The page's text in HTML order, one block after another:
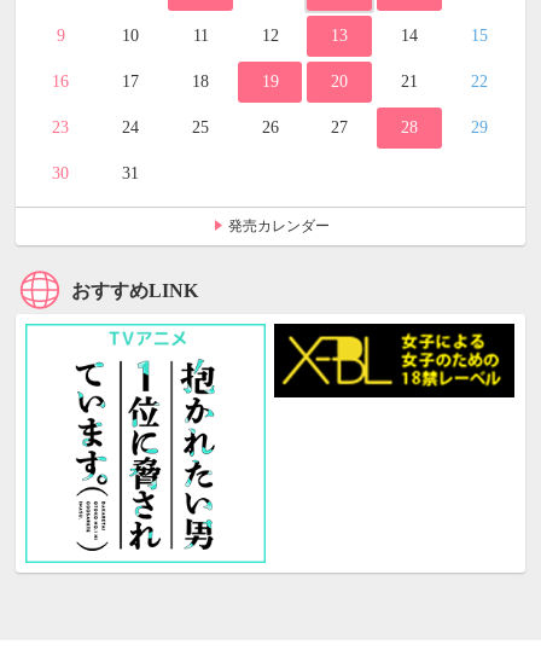
9 10 11 12 13 14 15
16 17 18 19 20 21 22
23 24 25 26 27 28 29
30 31
発売カレンダー
おすすめLINK